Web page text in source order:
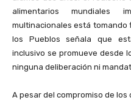
alimentarios mundiales
multinacionales está tomando
los Pueblos señala que
inclusivo se promueve desde
ninguna deliberación ni
A pesar del compromiso de